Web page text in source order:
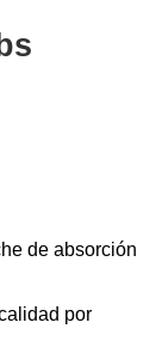
$126.50.
de absorción
por